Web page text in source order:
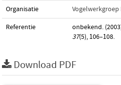
Organisatie Vogelwerkgroep
Referentie onbekend.
37(5), 106–108.
Download PDF